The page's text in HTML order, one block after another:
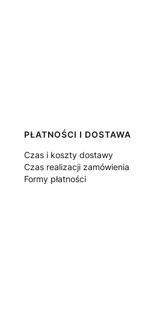
PŁATNOŚCI I DOSTAWA
Czas i koszty dostawy
Czas realizacji zamówienia
Formy płatności